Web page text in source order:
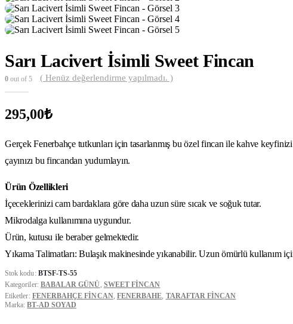
Sarı Lacivert İsimli Sweet Fincan
0 out of 5 ( Henüz değerlendirme yapılmadı. )
295,00₺
Gerçek Fenerbahçe tutkunları için tasarlanmış bu özel fincan ile kahve keyfinizi
çayınızı bu fincandan yudumlayın.
Ürün Özellikleri
İçeceklerinizi cam bardaklara göre daha uzun süre sıcak ve soğuk tutar.
Mikrodalga kullanımına uygundur.
Ürün, kutusu ile beraber gelmektedir.
Yıkama Talimatları: Bulaşık makinesinde yıkanabilir. Uzun ömürlü kullanım
Stok kodu: BTSF-TS-55
Kategoriler: BABALAR GÜNÜ SWEET FINCAN
Etiketler: FENERBAHÇE FINCAN, FENERBAHE TARAFTAR FINCAN
Marka:BT-AD SOYAD